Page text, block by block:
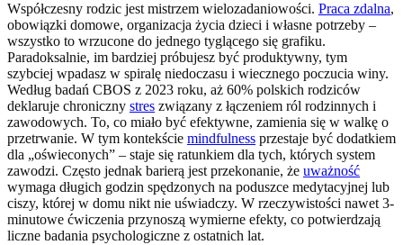
Współczesny rodzic jest mistrzem wielozadaniowości. Praca zdalna,
obowiązki domowe, organizacja życia dzieci i własne potrzeby –
wszystko to wrzucone do jednego tyglącego się grafiku.
Paradoksalnie, im bardziej próbujesz być produktywny, tym
szybciej wpadasz w spiralę niedoczasu i wiecznego poczucia winy.
Według badań CBOS z 2023 roku, aż 60% polskich rodziców
deklaruje chroniczny stres związany z łączeniem ról rodzinnych i
zawodowych. To, co miało być efektywne, zamienia się w walkę o
przetrwanie. W tym kontekście mindfulness przestaje być dodatkiem
dla „oświeconych” – staje się ratunkiem dla tych, których system
zawodzi. Często jednak barierą jest przekonanie, że uważność
wymaga długich godzin spędzonych na poduszce medytacyjnej lub
ciszy, której w domu nikt nie uświadczy. W rzeczywistości nawet 3-
minutowe ćwiczenia przynoszą wymierne efekty, co potwierdzają
liczne badania psychologiczne z ostatnich lat.